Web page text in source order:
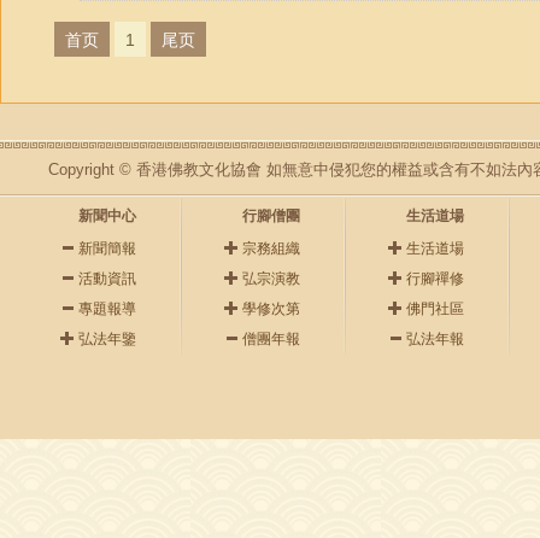
首页 1 尾页
Copyright © 香港佛教文化協會 如無意中侵犯您的權益或含有不如法內
新聞中心
新聞簡報
活動資訊
專題報導
弘法年鑒
行腳僧團
宗務組織
弘宗演教
學修次第
僧團年報
生活道場
生活道場
行腳禪修
佛門社區
弘法年報